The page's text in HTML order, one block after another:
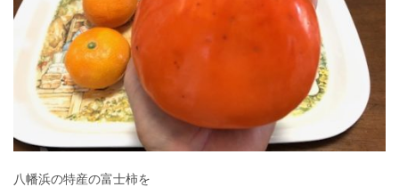
八幡浜の特産の富士柿を